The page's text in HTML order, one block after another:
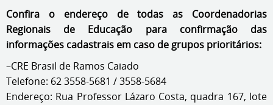
Confira o endereço de todas as Coordenadorias
Regionais de Educação para confirmação das
informações cadastrais em caso de grupos prioritários:
–CRE Brasil de Ramos Caiado
Telefone: 62 3558-5681 / 3558-5684
Endereço: Rua Professor Lázaro Costa, quadra 167, lote